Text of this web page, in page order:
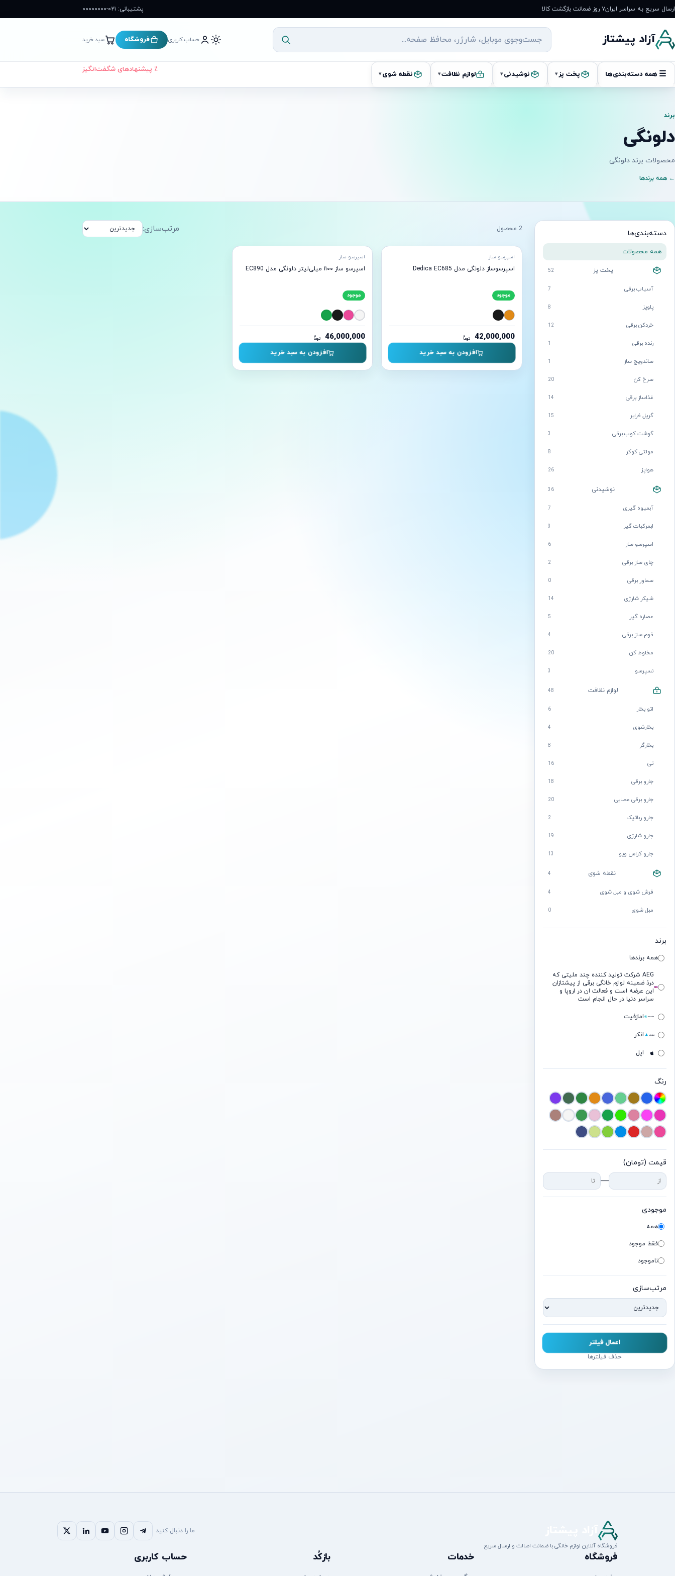
پرش
به
محتوا
ارسال سریع به سراسر ایران۷ روز ضمانت بازگشت کالا پشتیبانی: ۰۲۱-۰۰۰۰۰۰۰۰
آزاد پیشتاز حساب کاربری فروشگاه سبد خرید
☰ همه دسته‌بندی‌ها پخت پز ▾ نوشیدنی▾ لوازم نظافت▾ نقطه شوی ▾
٪ پیشنهادهای شگفت‌انگیز
برند
دلونگی
محصولات برند دلونگی
← همه برندها
دسته‌بندی‌ها
همه محصولات
پخت پز 52
آسیاب برقی 7
پلوپز 8
خردکن برقی 12
رنده برقی 1
ساندویچ ساز 1
سرخ کن 20
غذاساز برقی 14
گریل فرایر 15
گوشت کوب برقی 3
مولتی کوکر 8
هواپز 26
نوشیدنی 36
آبمیوه گیری 7
ابمرکبات گیر 3
اسپرسو ساز 6
چای ساز برقی 2
سماور برقی 0
شیکر شارژی 14
عصاره گیر 5
فوم ساز برقی 4
مخلوط کن 20
نسپرسو 3
لوازم نظافت 48
اتو بخار 6
بخارشوی 4
بخارگر 8
تی 16
جارو برقی 18
جارو برقی عصایی 20
جارو رباتیک 2
جارو شارژی 19
جارو کراس ویو 13
نقطه شوی 4
فرش شوی و مبل شوی 4
مبل شوی 0
برند
همه برندها
AEG شرکت تولید کننده چند ملیتی که
درذ ضمینه لوازم خانگی برقی از پیشتازان
این عرضه است و فعالت ان در اروپا و
سراسر دنیا در حال انجام است
امازفیت
انکر
اپل
ایسوس
بیتس
بوز
گرین لاین
هوکو
آنر
لاجیتک
مایکروسافت
نیلکین
رنگ
قیمت (تومان)
—
موجودی
همه
فقط موجود
ناموجود
مرتب‌سازی
اعمال فیلتر
حذف فیلترها
2 محصول مرتب‌سازی:
اسپرسو ساز
اسپرسوساز دلونگی مدل Dedica EC685
موجود
42,000,000 توما
ن
افزودن به سبد خرید
اسپرسو ساز
اسپرسو ساز ۱۱۰۰ میلی‌لیتر دلونگی مدل EC890
موجود
46,000,000 توما
ن
افزودن به سبد خرید
ما را دنبال کنید
فروشگاه آنلاین لوازم خانگی با ضمانت اصالت و ارسال سریع
فروشگاه خدمات بازکُد حساب کاربری